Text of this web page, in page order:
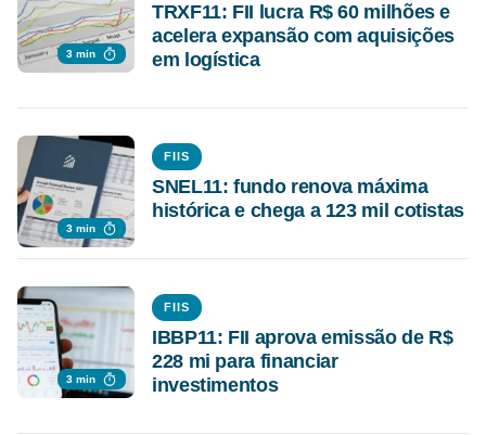
3 min
TRXF11: FII lucra R$ 60 milhões e
acelera expansão com aquisições
em logística
3 min
FIIS
SNEL11: fundo renova máxima
histórica e chega a 123 mil cotistas
3 min
FIIS
IBBP11: FII aprova emissão de R$
228 mi para financiar
investimentos